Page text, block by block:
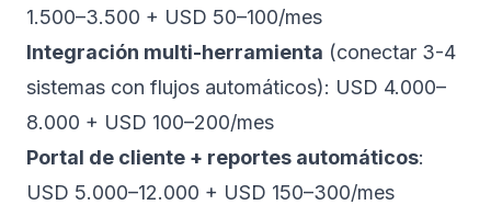
1.500–3.500 + USD 50–100/mes
Integración multi-herramienta (conectar 3-4
sistemas con flujos automáticos): USD 4.000–
8.000 + USD 100–200/mes
Portal de cliente + reportes automáticos:
USD 5.000–12.000 + USD 150–300/mes